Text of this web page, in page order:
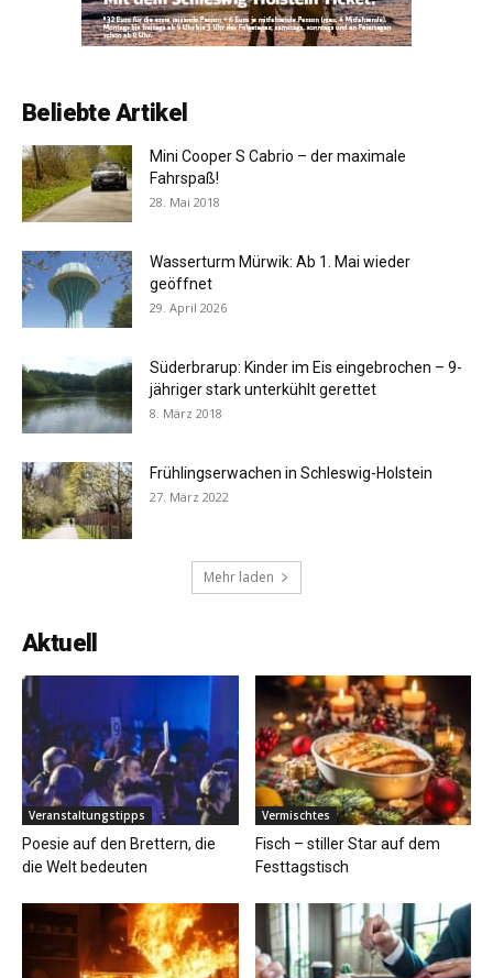
Beliebte Artikel
Mini Cooper S Cabrio – der maximale
Fahrspaß!
28. Mai 2018
Wasserturm Mürwik: Ab 1. Mai wieder
geöffnet
29. April 2026
Süderbrarup: Kinder im Eis eingebrochen – 9-
jähriger stark unterkühlt gerettet
8. März 2018
Frühlingserwachen in Schleswig-Holstein
27. März 2022
Mehr laden
Aktuell
Veranstaltungstipps
Poesie auf den Brettern, die
die Welt bedeuten
Vermischtes
Fisch – stiller Star auf dem
Festtagstisch